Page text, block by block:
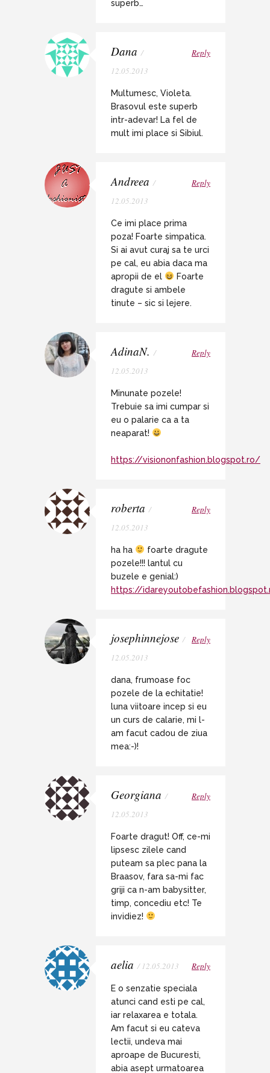
superb…
Dana /
12.05.2013
Reply
Multumesc, Violeta.
Brasovul este superb
intr-adevar! La fel de
mult imi place si Sibiul.
Andreea /
12.05.2013
Reply
Ce imi place prima
poza! Foarte simpatica.
Si ai avut curaj sa te urci
pe cal, eu abia daca ma
apropii de el
Foarte
dragute si ambele
tinute – sic si lejere.
AdinaN. /
12.05.2013
Reply
Minunate pozele!
Trebuie sa imi cumpar si
eu o palarie ca a ta
neaparat!
https://visiononfashion.blogspot.ro/
roberta /
12.05.2013
Reply
ha ha
foarte dragute
pozele!!! lantul cu
buzele e genial:)
https://
josephinnejose /
12.05.2013
Reply
dana, frumoase foc
pozele de la echitatie!
luna viitoare incep si eu
un curs de calarie, mi l-
am facut cadou de ziua
mea:-)!
Georgiana /
12.05.2013
Reply
Foarte dragut! Off, ce-mi
lipsesc zilele cand
puteam sa plec pana la
Braasov, fara sa-mi fac
griji ca n-am babysitter,
timp, concediu etc! Te
invidiez!
aelia / 12.05.2013 Reply
E o senzatie speciala
atunci cand esti pe cal,
iar relaxarea e totala.
Am facut si eu cateva
lectii, undeva mai
aproape de Bucuresti,
abia asept urmatoarea